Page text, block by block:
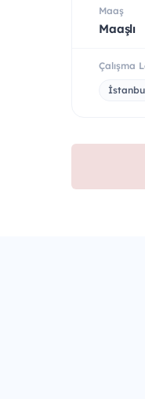
Maaş
Maaşlı
Çalışma